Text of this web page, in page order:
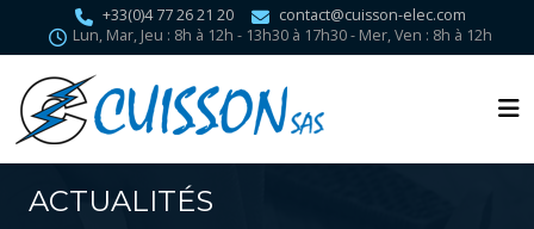
+33(0)4 77 26 21 20
contact@cuisson-elec.com
Lun, Mar, Jeu : 8h à 12h - 13h30 à 17h30 - Mer, Ven : 8h à 12h
ACTUALITÉS